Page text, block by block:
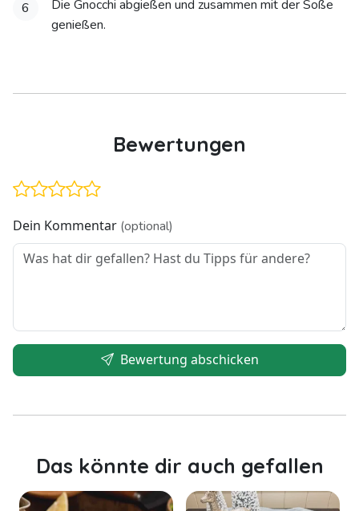
6
Die Gnocchi abgießen und zusammen mit der Soße
genießen.
Bewertungen
Dein Kommentar (optional)
Bewertung abschicken
Das könnte dir auch gefallen